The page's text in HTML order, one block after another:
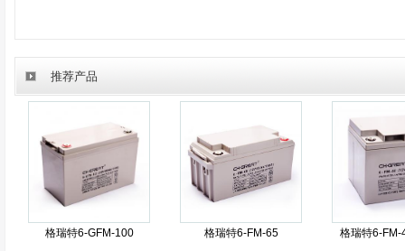
推荐产品
格瑞特6-GFM-100 格瑞特6-FM-65 格瑞特6-FM-